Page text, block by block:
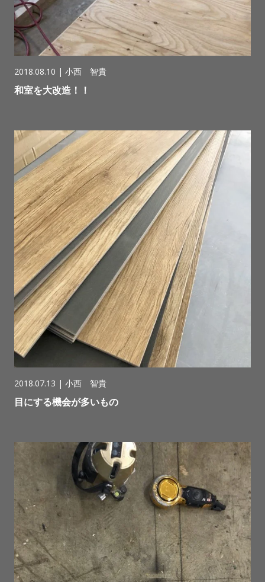
2018.08.10 | 小西 智貴
和室を大改造！！
2018.07.13 | 小西 智貴
目にする機会が多いもの